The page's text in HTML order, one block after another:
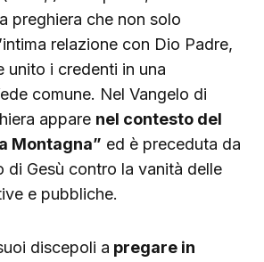
preghiera che non solo
relazione con Dio Padre,
unito i credenti in una
comune. Nel Vangelo di
appare nel contesto del
Montagna” ed è preceduta da
di Gesù contro la vanità delle
e pubbliche.
discepoli a pregare in